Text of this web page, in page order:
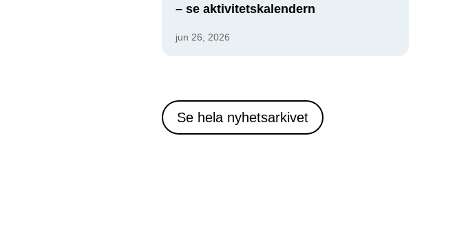
– se aktivitetskalendern
jun 26, 2026
Se hela nyhetsarkivet